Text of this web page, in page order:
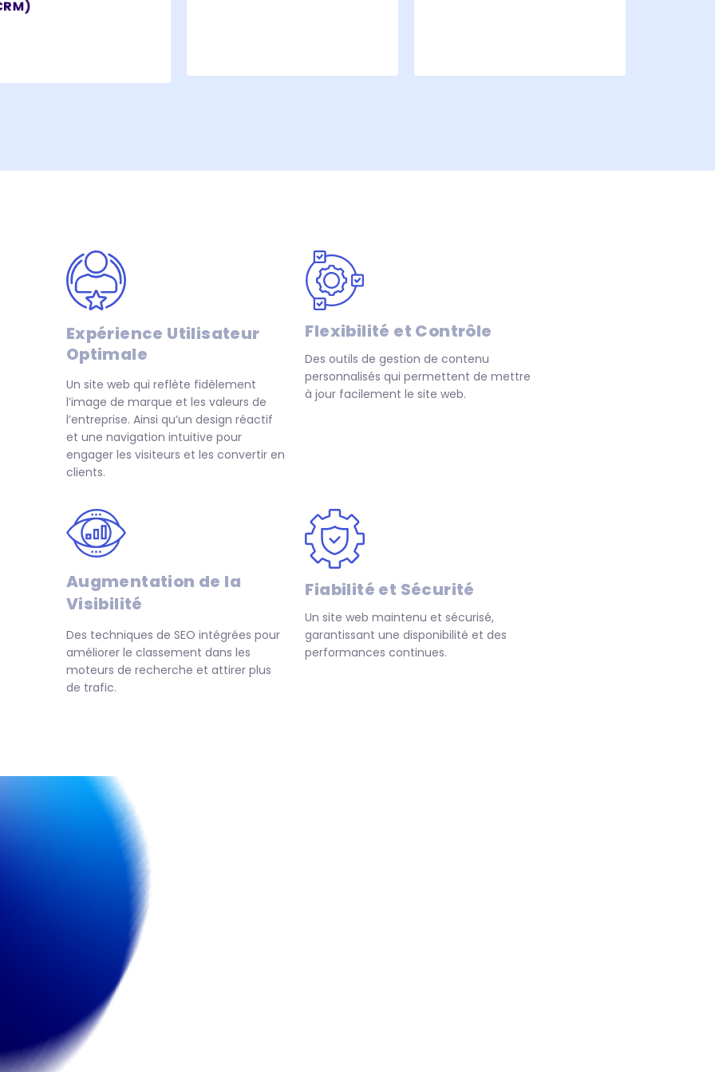
Expérience Utilisateur
Optimale
Un site web qui reflète fidèlement
l’image de marque et les valeurs de
l’entreprise. Ainsi qu’un design réactif
et une navigation intuitive pour
engager les visiteurs et les convertir en
clients.
Flexibilité et Contrôle
Des outils de gestion de contenu
personnalisés qui permettent de mettre
à jour facilement le site web.
Augmentation de la
Visibilité
Des techniques de SEO intégrées pour
améliorer le classement dans les
moteurs de recherche et attirer plus
de trafic.
Fiabilité et Sécurité
Un site web maintenu et sécurisé,
garantissant une disponibilité et des
performances continues.